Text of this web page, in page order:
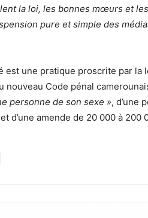
la loi, les bonnes mœurs et
pure et simple des
est une pratique proscrite par la
nouveau Code pénal
personne de son sexe », d’une
d’une amende de 20 000 à 200